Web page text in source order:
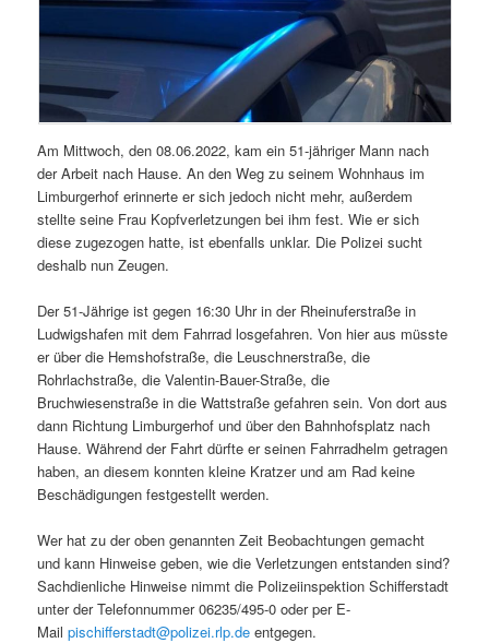
Am Mittwoch, den 08.06.2022, kam ein 51-jähriger Mann nach
der Arbeit nach Hause. An den Weg zu seinem Wohnhaus im
Limburgerhof erinnerte er sich jedoch nicht mehr, außerdem
stellte seine Frau Kopfverletzungen bei ihm fest. Wie er sich
diese zugezogen hatte, ist ebenfalls unklar. Die Polizei sucht
deshalb nun Zeugen.
Der 51-Jährige ist gegen 16:30 Uhr in der Rheinuferstraße in
Ludwigshafen mit dem Fahrrad losgefahren. Von hier aus müsste
er über die Hemshofstraße, die Leuschnerstraße, die
Rohrlachstraße, die Valentin-Bauer-Straße, die
Bruchwiesenstraße in die Wattstraße gefahren sein. Von dort aus
dann Richtung Limburgerhof und über den Bahnhofsplatz nach
Hause. Während der Fahrt dürfte er seinen Fahrradhelm getragen
haben, an diesem konnten kleine Kratzer und am Rad keine
Beschädigungen festgestellt werden.
Wer hat zu der oben genannten Zeit Beobachtungen gemacht
und kann Hinweise geben, wie die Verletzungen entstanden sind?
Sachdienliche Hinweise nimmt die Polizeiinspektion Schifferstadt
unter der Telefonnummer 06235/495-0 oder per E-
Mailpischifferstadt@polizei.rlp.de entgegen.